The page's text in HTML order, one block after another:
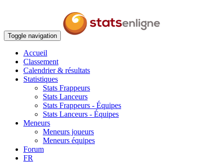
Toggle navigation
Accueil
Classement
Calendrier & résultats
Statistiques
Stats Frappeurs
Stats Lanceurs
Stats Frappeurs - Équipes
Stats Lanceurs - Équipes
Meneurs
Meneurs joueurs
Meneurs équipes
Forum
FR